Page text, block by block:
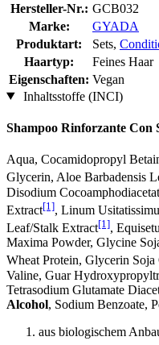
Hersteller-Nr.: GCB032
Marke:
GYADA
Produktart:
Sets,
Haartyp:
Feines Haar
Eigenschaften: Vegan
Inhaltsstoffe (INCI)
Shampoo Rinforzante Con
Aqua, Cocamidopropyl
Glycerin, Aloe Barbadensis
Disodium
Extract[1], Linum
Leaf/Stalk Extract[1],
Maxima Powder, Glycine
Wheat Protein, Glycerin
Valine, Guar
Tetrasodium Glutamate
Alcohol, Sodium Benzoate,
aus biologischem